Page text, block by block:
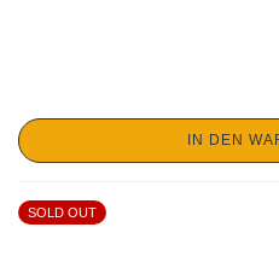
IN DEN
SOLD OUT